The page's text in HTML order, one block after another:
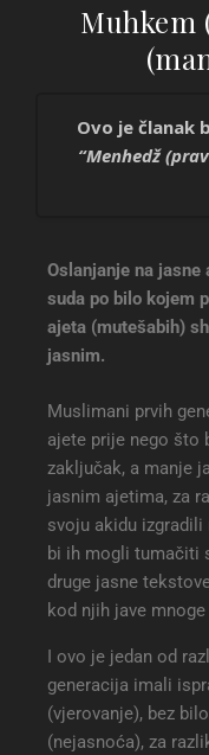
Muhkem
Ovo je članak
“Menhedž
tekstova i
Uzimanje
kakvim
Muhkem
Nisu
Sunnet je
Sunnet kao
Slabi
Ova vjera je
Bavljenje
Oslanjanje na
suda po bilo kojem
ajeta (mutešabih)
jasnim.
Muslimani prvih
ajete prije nego što
zaključak, a manje
jasnim ajetima, za
svoju akidu
bi ih mogli tumačiti
druge jasne
kod njih jave
I ovo je jedan od
generacija imali
(vjerovanje), bez
(nejasnoća), za